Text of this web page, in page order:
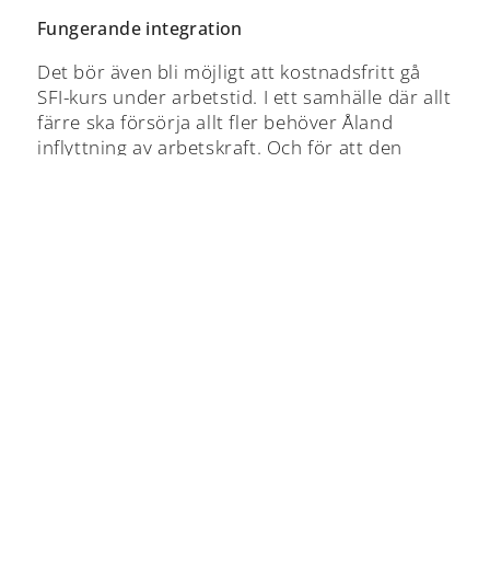
Fungerande integration
Det bör även bli möjligt att kostnadsfritt gå
SFI-kurs under arbetstid. I ett samhälle där allt
färre ska försörja allt fler behöver Åland
inflyttning av arbetskraft. Och för att den